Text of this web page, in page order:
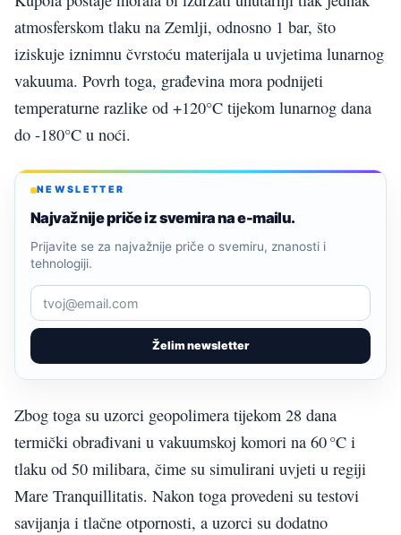
atmosferskom tlaku na Zemlji, odnosno 1 bar, što
iziskuje iznimnu čvrstoću materijala u uvjetima lunarnog
vakuuma. Povrh toga, građevina mora podnijeti
temperaturne razlike od +120°C tijekom lunarnog dana
do -180°C u noći.
NEWSLETTER
Najvažnije priče iz svemira na e-mailu.
Želim newsletter
Prijavite se za najvažnije priče o svemiru, znanosti i
tehnologiji.
Zbog toga su uzorci geopolimera tijekom 28 dana
termički obrađivani u vakuumskoj komori na 60 °C i
tlaku od 50 milibara, čime su simulirani uvjeti u regiji
Mare Tranquillitatis. Nakon toga provedeni su testovi
savijanja i tlačne otpornosti, a uzorci su dodatno